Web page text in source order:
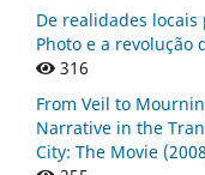
De realidades
Photo e a revolução
316
From Veil to
Narrative in the
City: The Movie